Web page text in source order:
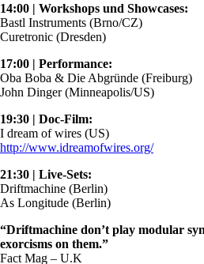
14:00 | Workshops und Showcases:
Bastl Instruments (Brno/CZ)
Curetronic (Dresden)
17:00 | Performance:
Oba Boba & Die Abgründe (Freiburg)
John Dinger (Minneapolis/US)
19:30 | Doc-Film:
I dream of wires (US)
http://www.idreamofwires.org/
21:30 | Live-Sets:
Driftmachine (Berlin)
As Longitude (Berlin)
“Driftmachine don’t play modular
exorcisms on them.”
Fact Mag – U.K